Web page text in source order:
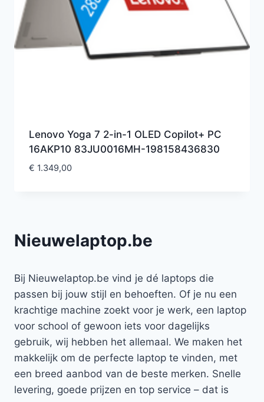
Lenovo Yoga 7 2-in-1 OLED Copilot+ PC
16AKP10 83JU0016MH-198158436830
€ 1.349,00
Nieuwelaptop.be
Bij Nieuwelaptop.be vind je dé laptops die
passen bij jouw stijl en behoeften. Of je nu een
krachtige machine zoekt voor je werk, een laptop
voor school of gewoon iets voor dagelijks
gebruik, wij hebben het allemaal. We maken het
makkelijk om de perfecte laptop te vinden, met
een breed aanbod van de beste merken. Snelle
levering, goede prijzen en top service – dat is